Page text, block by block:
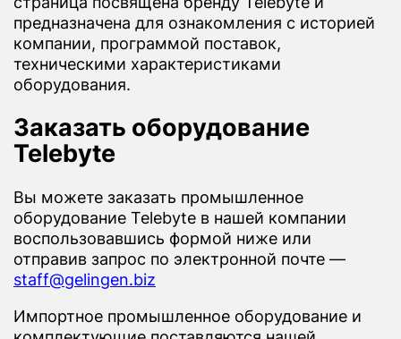
предназначена для ознакомления с историей
компании, программой поставок,
техническими характеристиками
оборудования.
Заказать оборудование
Telebyte
Вы можете заказать промышленное
оборудование Telebyte в нашей компании
воспользовавшись формой ниже или
отправив запрос по электронной почте —
staff@gelingen.biz
Импортное промышленное оборудование и